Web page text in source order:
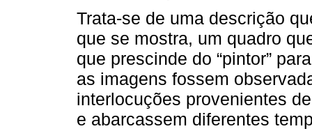
Trata-se de uma descrição
que se mostra, um quadro
que prescinde do “pintor”
as imagens fossem
interlocuções provenientes
e abarcassem diferentes